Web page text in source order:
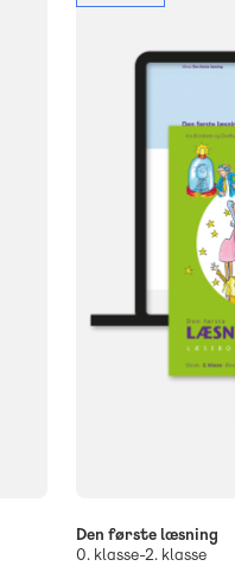
Den første læsning
0. klasse-2. klasse